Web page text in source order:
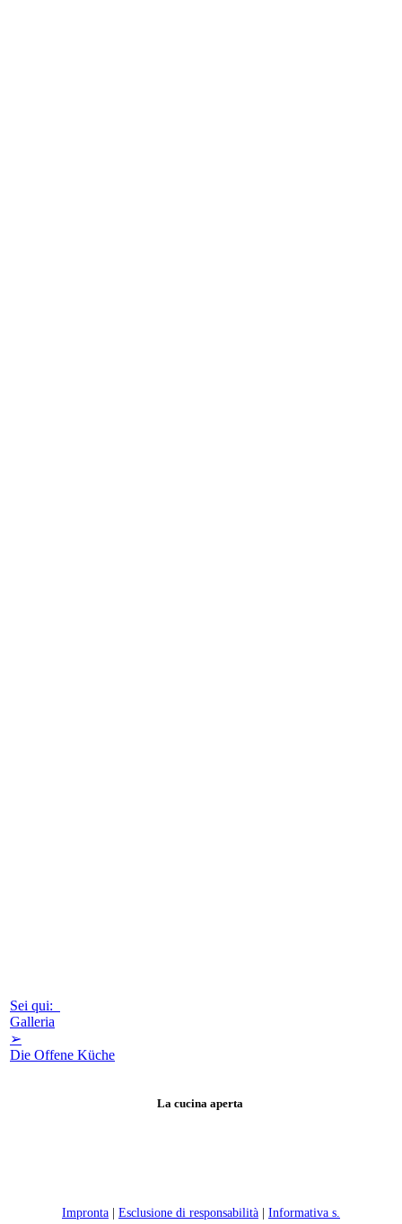
Sei qui:
Galleria
➢
Die Offene Küche
La cucina aperta
Impronta Esclusione di responsabilità
Informativa s.